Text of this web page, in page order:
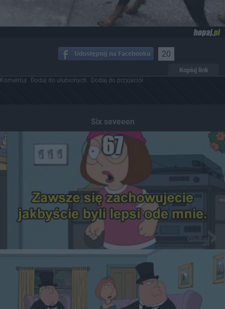
20
Kopiuj link
Komentuj Dodaj do ulubionych Dodaj do przyjaciół
Six seveeen